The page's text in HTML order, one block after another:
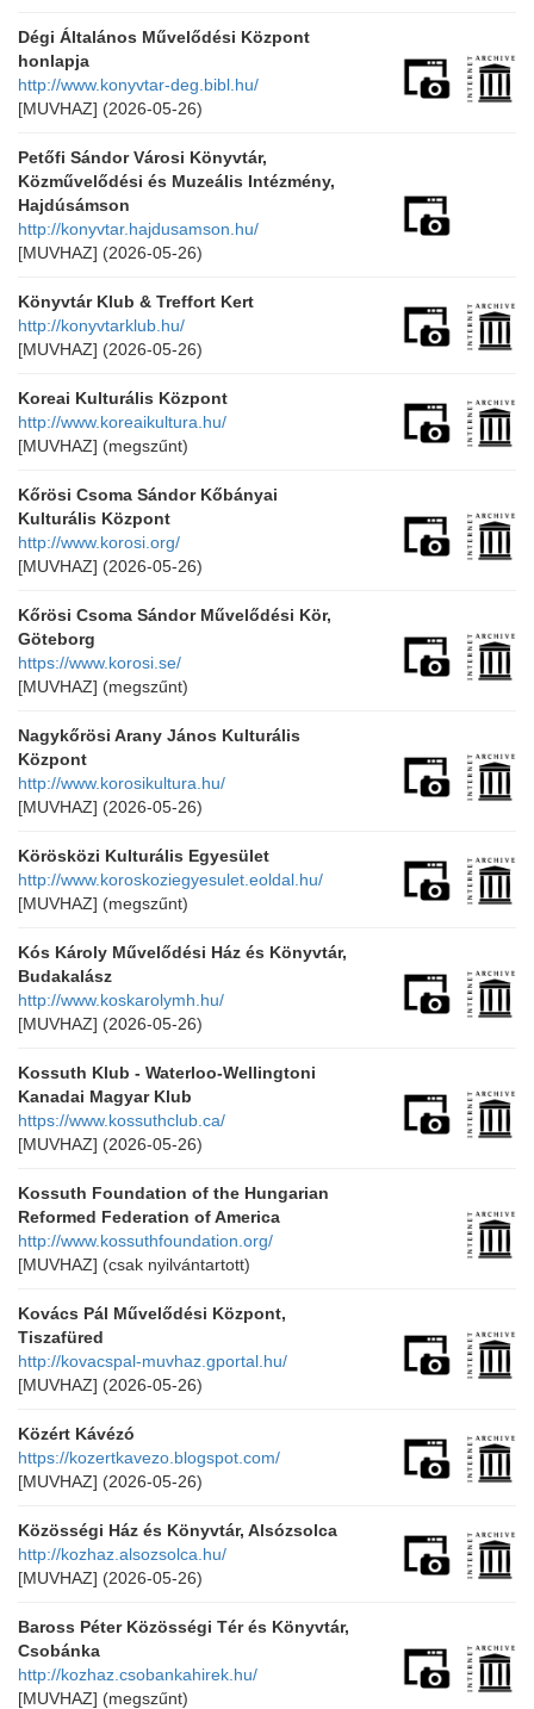
Dégi Általános Művelődési Központ
honlapja
http://www.konyvtar-deg.bibl.hu/
[MUVHAZ] (2026-05-26)
Petőfi Sándor Városi Könyvtár,
Közművelődési és Muzeális Intézmény,
Hajdúsámson
http://konyvtar.hajdusamson.hu/
[MUVHAZ] (2026-05-26)
Könyvtár Klub & Treffort Kert
http://konyvtarklub.hu/
[MUVHAZ] (2026-05-26)
Koreai Kulturális Központ
http://www.koreaikultura.hu/
[MUVHAZ] (megszűnt)
Kőrösi Csoma Sándor Kőbányai
Kulturális Központ
http://www.korosi.org/
[MUVHAZ] (2026-05-26)
Kőrösi Csoma Sándor Művelődési Kör,
Göteborg
https://www.korosi.se/
[MUVHAZ] (megszűnt)
Nagykőrösi Arany János Kulturális
Központ
http://www.korosikultura.hu/
[MUVHAZ] (2026-05-26)
Körösközi Kulturális Egyesület
http://www.koroskoziegyesulet.eoldal.hu/
[MUVHAZ] (megszűnt)
Kós Károly Művelődési Ház és Könyvtár,
Budakalász
http://www.koskarolymh.hu/
[MUVHAZ] (2026-05-26)
Kossuth Klub - Waterloo-Wellingtoni
Kanadai Magyar Klub
https://www.kossuthclub.ca/
[MUVHAZ] (2026-05-26)
Kossuth Foundation of the Hungarian
Reformed Federation of America
http://www.kossuthfoundation.org/
[MUVHAZ] (csak nyilvántartott)
Kovács Pál Művelődési Központ,
Tiszafüred
http://kovacspal-muvhaz.gportal.hu/
[MUVHAZ] (2026-05-26)
Közért Kávézó
https://kozertkavezo.blogspot.com/
[MUVHAZ] (2026-05-26)
Közösségi Ház és Könyvtár, Alsózsolca
http://kozhaz.alsozsolca.hu/
[MUVHAZ] (2026-05-26)
Baross Péter Közösségi Tér és Könyvtár,
Csobánka
http://kozhaz.csobankahirek.hu/
[MUVHAZ] (megszűnt)